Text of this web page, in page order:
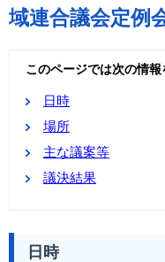
域連合議会定例
このページでは次の情報
日時
場所
主な議案等
議決結果
日時